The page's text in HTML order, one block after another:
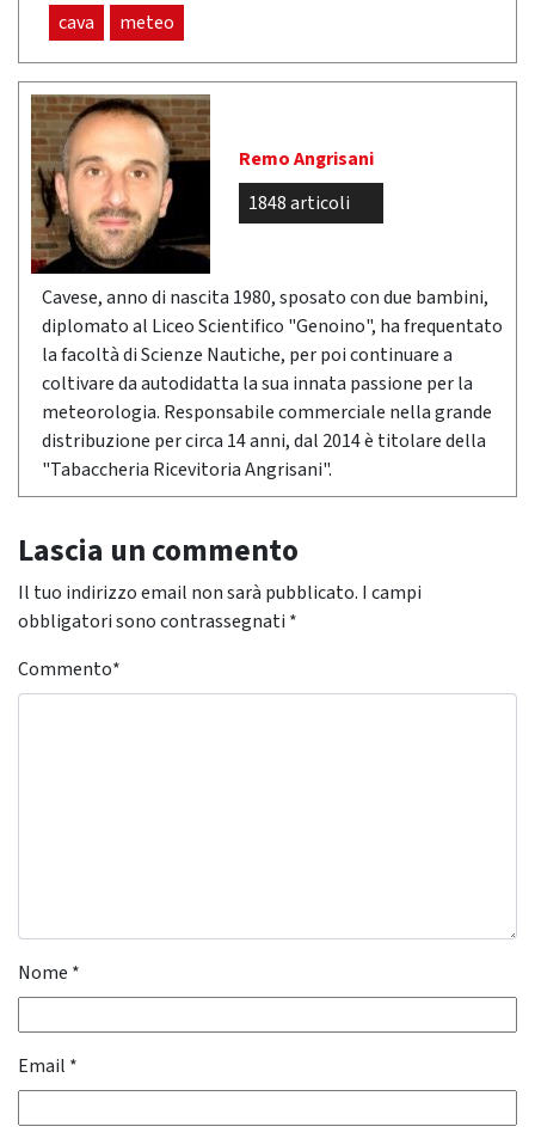
cava meteo
Remo Angrisani
1848 articoli
Cavese, anno di nascita 1980, sposato con due bambini,
diplomato al Liceo Scientifico "Genoino", ha frequentato
la facoltà di Scienze Nautiche, per poi continuare a
coltivare da autodidatta la sua innata passione per la
meteorologia. Responsabile commerciale nella grande
distribuzione per circa 14 anni, dal 2014 è titolare della
"Tabaccheria Ricevitoria Angrisani".
Lascia un commento
Il tuo indirizzo email non sarà pubblicato. I campi
obbligatori sono contrassegnati *
Commento*
Nome *
Email *